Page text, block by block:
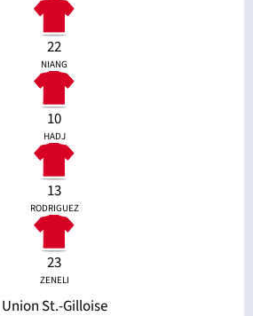
22
NIANG
10
HADJ
13
RODRIGUEZ
23
ZENELI
Union St.-Gilloise